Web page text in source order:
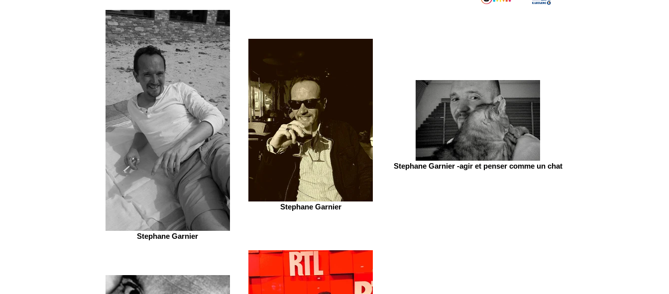
Stephane Garnier
Stephane Garnier
Stephane Garnier -agir et penser comme un chat